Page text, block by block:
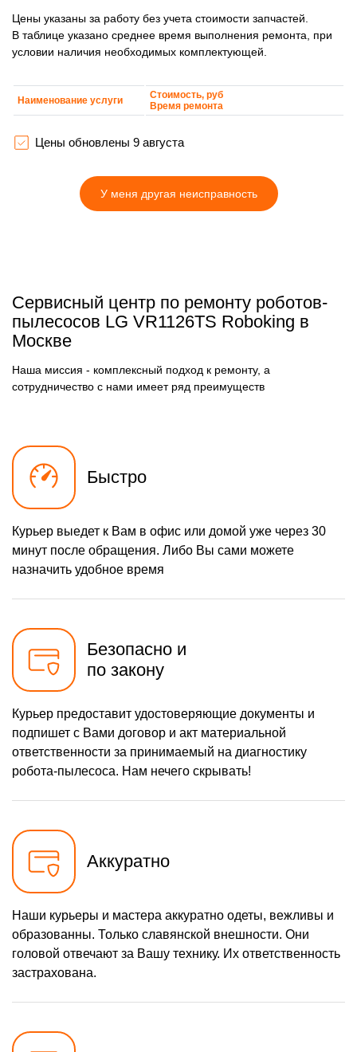
Цены указаны за работу без учета стоимости запчастей.
В таблице указано среднее время выполнения ремонта, при
условии наличия необходимых комплектующей.
Наименование услуги
Стоимость, руб
Время ремонта
Цены обновлены 9 августа
У меня другая неисправность
Сервисный центр по ремонту роботов-
пылесосов LG VR1126TS Roboking в
Москве
Наша миссия - комплексный подход к ремонту, а
сотрудничество с нами имеет ряд преимуществ
Быстро
Курьер выедет к Вам в офис или домой уже через 30
минут после обращения. Либо Вы сами можете
назначить удобное время
Безопасно и
по закону
Курьер предоставит удостоверяющие документы и
подпишет с Вами договор и акт материальной
ответственности за принимаемый на диагностику
робота-пылесоса. Нам нечего скрывать!
Аккуратно
Наши курьеры и мастера аккуратно одеты, вежливы и
образованны. Только славянской внешности. Они
головой отвечают за Вашу технику. Их ответственность
застрахована.